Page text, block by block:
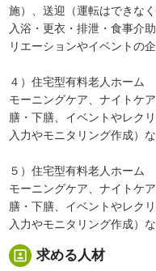
施）、送迎（運転はできな
入浴・更衣・排泄・食事介
リエーションやイベントの
４）住宅型有料老人ホーム
モーニングケア、ナイトケ
膳・下膳、イベントやレク
入力やモニタリング作成）
５）住宅型有料老人ホーム
モーニングケア、ナイトケ
膳・下膳、イベントやレク
入力やモニタリング作成）
portrait 求める人材